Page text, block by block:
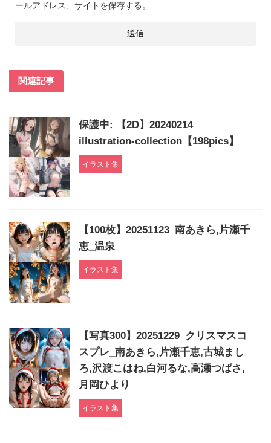
ールアドレス、サイトを保存する。
関連記事
保護中: 【2D】20240214
illustration-collection【198pics】
イラスト集
【100枚】20251123_南あきら,片瀬千
恵_温泉
イラスト集
【写真300】20251229_クリスマスコ
スプレ_南あきら,片瀬千恵,古城まし
ろ,沢渡こはね,白河るな,高瀬つばさ,
月岡ひより
イラスト集